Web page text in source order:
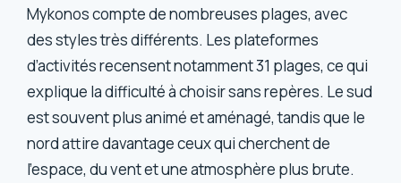
Mykonos compte de nombreuses plages, avec
des styles très différents. Les plateformes
d’activités recensent notamment 31 plages, ce qui
explique la difficulté à choisir sans repères. Le sud
est souvent plus animé et aménagé, tandis que le
nord attire davantage ceux qui cherchent de
l’espace, du vent et une atmosphère plus brute.